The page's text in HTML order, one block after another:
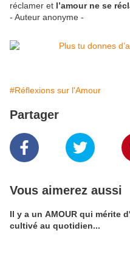
réclamer et l’amour ne se
- Auteur anonyme -
#Réflexions sur l'Amour
Partager
Vous aimerez aussi
Il y a un AMOUR qui mérite
cultivé au quotidien...